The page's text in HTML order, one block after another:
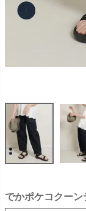
でかポケコク